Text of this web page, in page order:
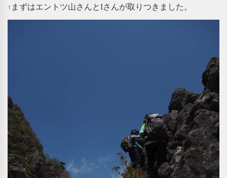
↑ まずはエントツ山さんとIさんが取りつきました。